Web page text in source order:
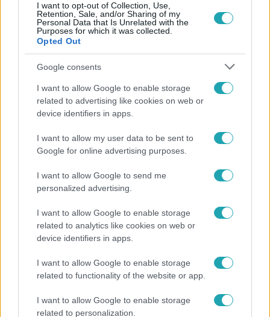
I want to opt-out of Collection, Use,
Retention, Sale, and/or Sharing of my
Personal Data that Is Unrelated with the
Purposes for which it was collected.
Opted Out
Google consents
I want to allow Google to enable storage
related to advertising like cookies on web or
device identifiers in apps.
I want to allow my user data to be sent to
Google for online advertising purposes.
I want to allow Google to send me
personalized advertising.
I want to allow Google to enable storage
related to analytics like cookies on web or
device identifiers in apps.
I want to allow Google to enable storage
related to functionality of the website or app.
I want to allow Google to enable storage
related to personalization.
legmagasabb IQ-t